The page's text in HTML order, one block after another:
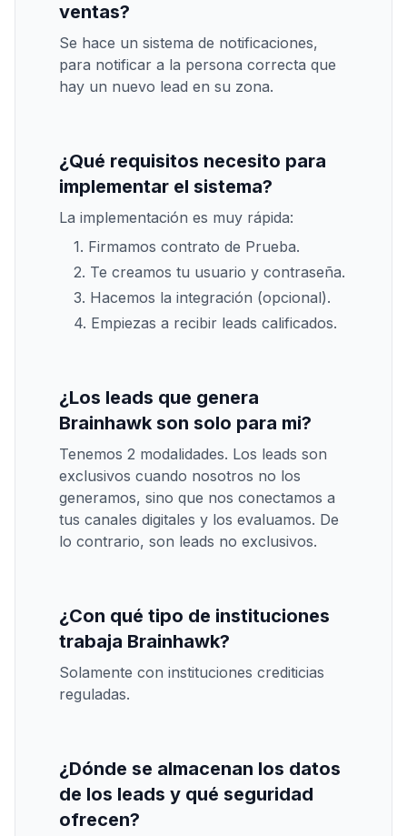
ventas?
Se hace un sistema de notificaciones,
para notificar a la persona correcta que
hay un nuevo lead en su zona.
¿Qué requisitos necesito para
implementar el sistema?
La implementación es muy rápida:
1. Firmamos contrato de Prueba.
2. Te creamos tu usuario y contraseña.
3. Hacemos la integración (opcional).
4. Empiezas a recibir leads calificados.
¿Los leads que genera
Brainhawk son solo para mi?
Tenemos 2 modalidades. Los leads son
exclusivos cuando nosotros no los
generamos, sino que nos conectamos a
tus canales digitales y los evaluamos. De
lo contrario, son leads no exclusivos.
¿Con qué tipo de instituciones
trabaja Brainhawk?
Solamente con instituciones crediticias
reguladas.
¿Dónde se almacenan los datos
de los leads y qué seguridad
ofrecen?